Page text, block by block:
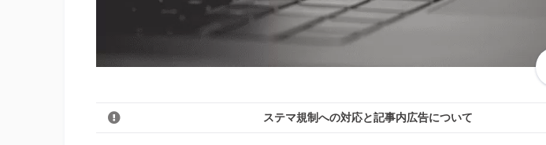
ステマ規制への対応と記事内広告について